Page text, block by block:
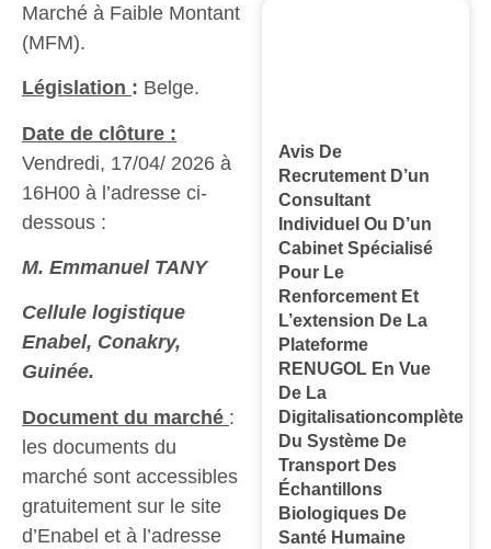
Marché à Faible Montant
(MFM).
Législation : Belge.
Date de clôture :
Vendredi, 17/04/ 2026 à
16H00 à l’adresse ci-
dessous :
M. Emmanuel TANY
Cellule logistique
Enabel, Conakry,
Guinée.
Document du marché :
les documents du
marché sont accessibles
gratuitement sur le site
d’Enabel et à l’adresse
Avis De
Recrutement D’un
Consultant
Individuel Ou D’un
Cabinet Spécialisé
Pour Le
Renforcement Et
L’extension De La
Plateforme
RENUGOL En Vue
De La
Digitalisationcomplète
Du Système De
Transport Des
Échantillons
Biologiques De
Santé Humaine